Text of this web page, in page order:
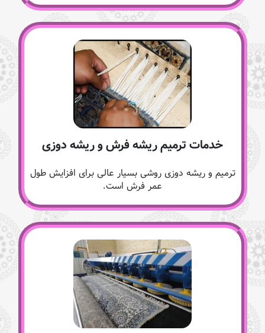
خدمات ترمیم ریشه فرش و ریشه دوزی
ترمیم و ریشه دوزی روشی بسیار عالی برای افزایش طول
عمر فرش است.